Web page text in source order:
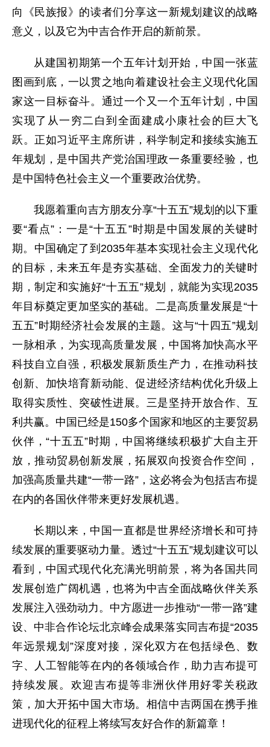
向《民族报》的读者们分享这一新规划建议的战略
意义，以及它为中吉合作开启的新前景。
从建国初期第一个五年计划开始，中国一张蓝
图画到底，一以贯之地向着建设社会主义现代化国
家这一目标奋斗。通过一个又一个五年计划，中国
实现了从一穷二白到全面建成小康社会的巨大飞
跃。正如习近平主席所讲，科学制定和接续实施五
年规划，是中国共产党治国理政一条重要经验，也
是中国特色社会主义一个重要政治优势。
我愿着重向吉方朋友分享“十五五”规划的以下重
要“看点”：一是“十五五”时期是中国发展的关键时
期。中国确定了到2035年基本实现社会主义现代化
的目标，未来五年是夯实基础、全面发力的关键时
期，制定和实施好“十五五”规划，就能为实现2035
年目标奠定更加坚实的基础。二是高质量发展是“十
五五”时期经济社会发展的主题。这与“十四五”规划
一脉相承，为实现高质量发展，中国将加快高水平
科技自立自强，积极发展新质生产力，在推动科技
创新、加快培育新动能、促进经济结构优化升级上
取得实质性、突破性进展。三是坚持开放合作、互
利共赢。中国已经是150多个国家和地区的主要贸易
伙伴，“十五五”时期，中国将继续积极扩大自主开
放，推动贸易创新发展，拓展双向投资合作空间，
加强高质量共建“一带一路”，这必将会为包括吉布提
在内的各国伙伴带来更好发展机遇。
长期以来，中国一直都是世界经济增长和可持
续发展的重要驱动力量。透过“十五五”规划建议可以
看到，中国式现代化充满光明前景，将为各国共同
发展创造广阔机遇，也将为中吉全面战略伙伴关系
发展注入强劲动力。中方愿进一步推动“一带一路”建
设、中非合作论坛北京峰会成果落实同吉布提“2035
年远景规划”深度对接，深化双方在包括绿色、数
字、人工智能等在内的各领域合作，助力吉布提可
持续发展。欢迎吉布提等非洲伙伴用好零关税政
策，加大开拓中国大市场。相信中吉两国在携手推
进现代化的征程上将续写友好合作的新篇章！